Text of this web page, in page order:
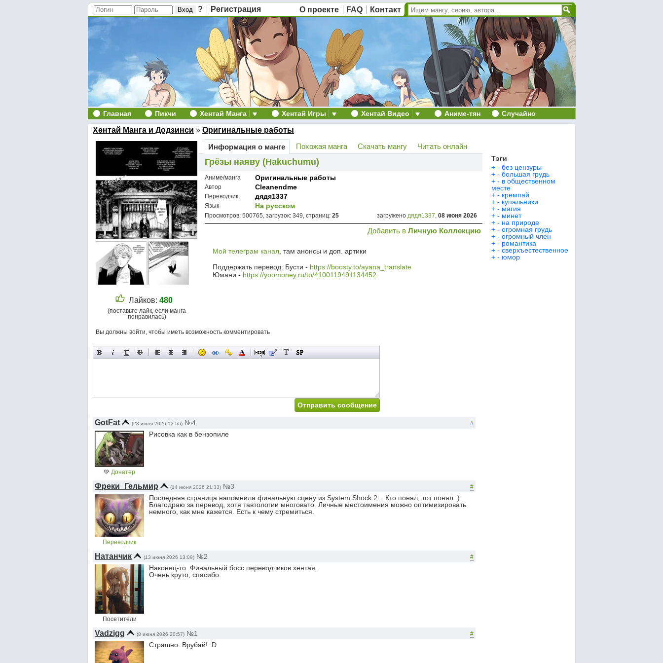
? Регистрация О проекте FAQ Контакт
Главная Пикчи Хентай Манга Хентай Игры Хентай Видео Аниме-тян Случайно
Хентай Манга и Додзинси » Оригинальные работы
Лайков: 480
(поставьте лайк, если манга
понравилась)
Информация о манге Похожая манга Скачать мангу Читать онлайн
Грёзы наяву (Hakuchumu)
Аниме/манга Оригинальные работы
Автор Cleanendme
Переводчик дядя1337
Язык На русском
Просмотров: 500765, загрузок: 349, страниц: 25 загружено дядя1337, 08 июня 2026
Добавить в Личную Коллекцию
Мой телеграм канал , там анонсы и доп. артики
Поддержать перевод: Бусти - https://boosty.to/ayana_translate
Юмани - https://yoomoney.ru/to/4100119491134452
Вы должны войти, чтобы иметь возможность комментировать
GotFat (23 июня 2026 13:55) №4 #
💚 Донатер
Рисовка как в бензопиле
Фреки_Гельмир (14 июня 2026 21:33) №3 #
Переводчик
Последняя страница напомнила финальную сцену из System Shock 2... Кто понял, тот понял. )
Благодраю за перевод, хотя тавтологии многовато. Личные местоимения можно оптимизировать
немного, как мне кажется. Есть к чему стремиться.
Натанчик (13 июня 2026 13:09) №2 #
Посетители
Наконец-то. Финальный босс переводчиков хентая.
Очень круто, спасибо.
Vadzigg (8 июня 2026 20:57) №1 #
Страшно. Врубай! :D
Тэги
+ - без цензуры
+ - большая грудь
+ - в общественном
месте
+ - кремпай
+ - купальники
+ - магия
+ - минет
+ - на природе
+ - огромная грудь
+ - огромный член
+ - романтика
+ - сверхъестественное
+ - юмор